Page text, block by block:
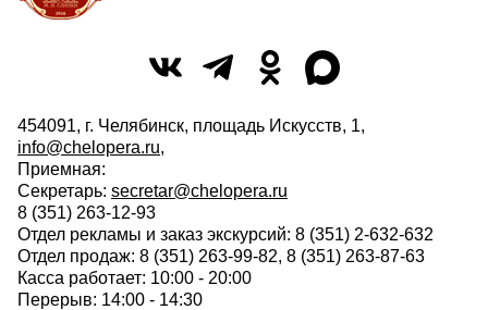
454091, г. Челябинск, площадь Искусств, 1,
info@chelopera.ru,
Приемная:
Секретарь: secretar@chelopera.ru
8 (351) 263-12-93
Отдел рекламы и заказ экскурсий: 8 (351) 2-632-632
Отдел продаж: 8 (351) 263-99-82, 8 (351) 263-87-63
Касса работает: 10:00 - 20:00
Перерыв: 14:00 - 14:30